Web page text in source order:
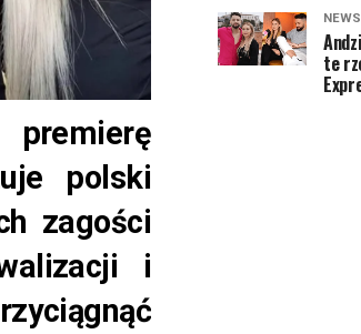
polski
zagości
i
NEWS
te